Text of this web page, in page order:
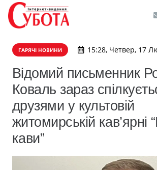
ГАРЯЧІ НОВИНИ 15:28, Четвер, 17
Відомий письменник
Коваль зараз
друзями у культовій
житомирській кав’ярні
кави”